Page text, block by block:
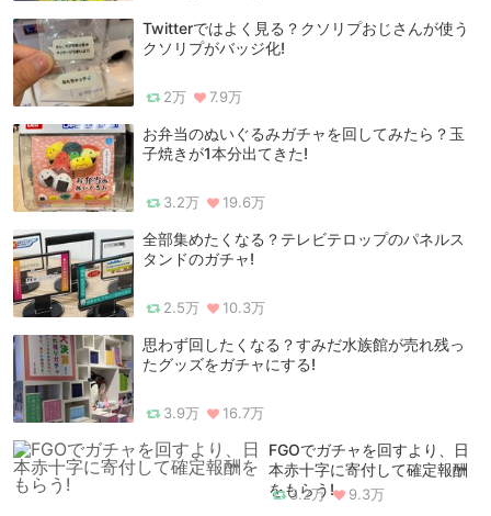
Twitterではよく見る？クソリプおじさんが使う
クソリプがバッジ化!
2万 7.9万
お弁当のぬいぐるみガチャを回してみたら？玉
子焼きが1本分出てきた!
3.2万 19.6万
全部集めたくなる？テレビテロップのパネルス
タンドのガチャ!
2.5万 10.3万
思わず回したくなる？すみだ水族館が売れ残っ
たグッズをガチャにする!
3.9万 16.7万
FGOでガチャを回すより、日
本赤十字に寄付して確定報酬
をもらう!
3.2万 9.3万